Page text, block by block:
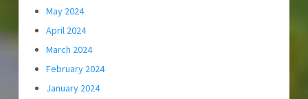
May 2024
April 2024
March 2024
February 2024
January 2024